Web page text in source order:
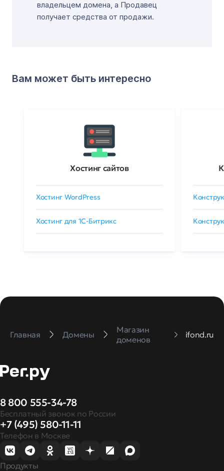
владельцем домена, а Продавец
получает средства от продажи.
Вам может быть интересно
Хостинг сайтов
Хостинг WordPress
Хостинг для 1C-Битрикс
Главная Домены
Магазин
доменов
ifond.ru
8 800 555-34-78
Бесплатный звонок по России
+7 (495) 580-11-11
Телефон в Москве
Продукты